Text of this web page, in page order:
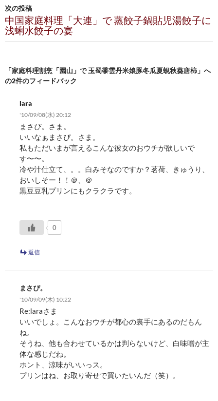
ビ
ゲ
ー
ョ
次の投稿
中国家庭料理「大連」で 蒸餃子鍋貼児湯餃子に
浅蜊水餃子の宴
「家庭料理割烹「園山」で 玉蜀黍雲丹米娘豚冬瓜夏蜆秋葵唐柿」へ
の2件のフィードバック
lara
'10/09/08(水) 20:12
まさぴ。さま。
いいなぁまさぴ。さま。
私もただいまが言えるこんな彼女のおウチが欲しいで
す〜〜。
冷や汁仕立て、。。白みそなのですか？茗荷、きゅうり、
おいしそー！！＠、＠
黒豆豆乳プリンにもクラクラです。
0
返信
まさぴ。
'10/09/09(木) 10:22
Re:laraさま
いいでしょ。こんなおウチが都心の裏手にあるのだもん
ね。
そうね、他も合わせているかは判らないけど、白味噌が主
体な感じだね。
ホント、涼味がいいっス。
プリンはね、お取り寄せで買いたいんだ（笑）。